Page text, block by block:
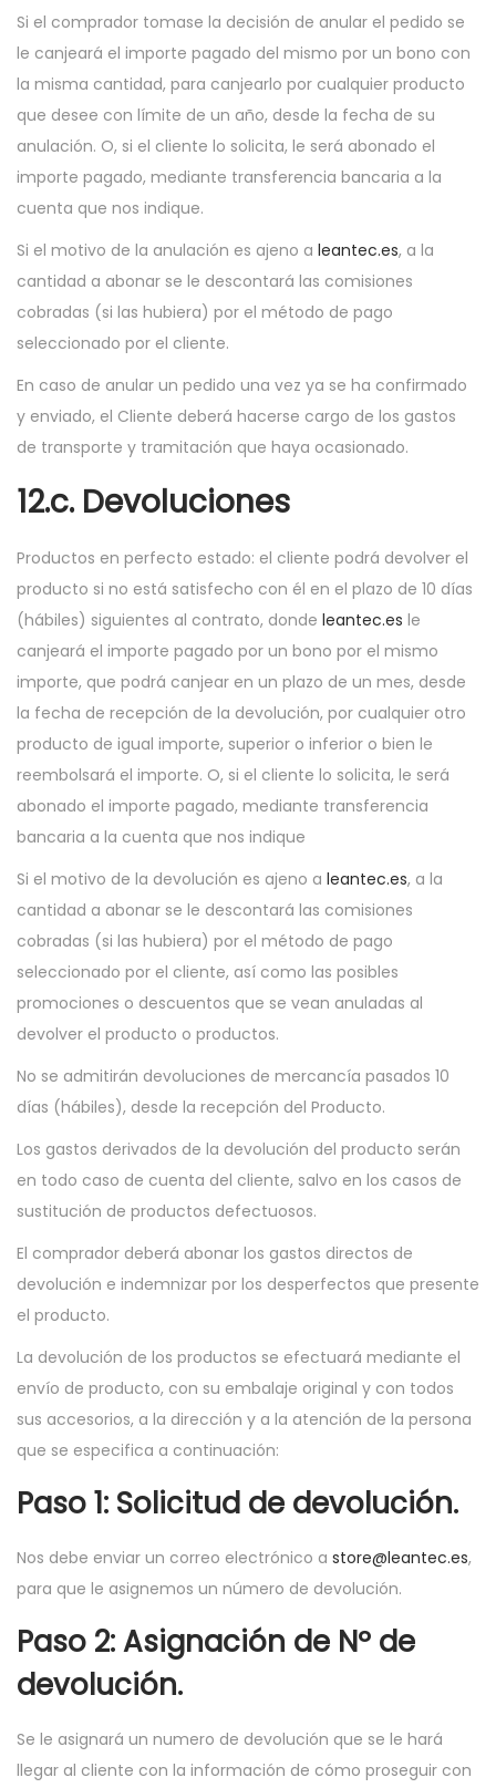
Si el comprador tomase la decisión de anular el pedido se
le canjeará el importe pagado del mismo por un bono con
la misma cantidad, para canjearlo por cualquier producto
que desee con límite de un año, desde la fecha de su
anulación. O, si el cliente lo solicita, le será abonado el
importe pagado, mediante transferencia bancaria a la
cuenta que nos indique.
Si el motivo de la anulación es ajeno a leantec.es, a la
cantidad a abonar se le descontará las comisiones
cobradas (si las hubiera) por el método de pago
seleccionado por el cliente.
En caso de anular un pedido una vez ya se ha confirmado
y enviado, el Cliente deberá hacerse cargo de los gastos
de transporte y tramitación que haya ocasionado.
12.c. Devoluciones
Productos en perfecto estado: el cliente podrá devolver el
producto si no está satisfecho con él en el plazo de 10 días
(hábiles) siguientes al contrato, donde leantec.es le
canjeará el importe pagado por un bono por el mismo
importe, que podrá canjear en un plazo de un mes, desde
la fecha de recepción de la devolución, por cualquier otro
producto de igual importe, superior o inferior o bien le
reembolsará el importe. O, si el cliente lo solicita, le será
abonado el importe pagado, mediante transferencia
bancaria a la cuenta que nos indique
Si el motivo de la devolución es ajeno a leantec.es, a la
cantidad a abonar se le descontará las comisiones
cobradas (si las hubiera) por el método de pago
seleccionado por el cliente, así como las posibles
promociones o descuentos que se vean anuladas al
devolver el producto o productos.
No se admitirán devoluciones de mercancía pasados 10
días (hábiles), desde la recepción del Producto.
Los gastos derivados de la devolución del producto serán
en todo caso de cuenta del cliente, salvo en los casos de
sustitución de productos defectuosos.
El comprador deberá abonar los gastos directos de
devolución e indemnizar por los desperfectos que presente
el producto.
La devolución de los productos se efectuará mediante el
envío de producto, con su embalaje original y con todos
sus accesorios, a la dirección y a la atención de la persona
que se especifica a continuación:
Paso 1: Solicitud de devolución.
Nos debe enviar un correo electrónico a store@leantec.es,
para que le asignemos un número de devolución.
Paso 2: Asignación de Nº de
devolución.
Se le asignará un numero de devolución que se le hará
llegar al cliente con la información de cómo proseguir con